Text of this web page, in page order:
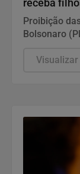
receba
Proibição
Bolsonaro
uma carta
Visualizar